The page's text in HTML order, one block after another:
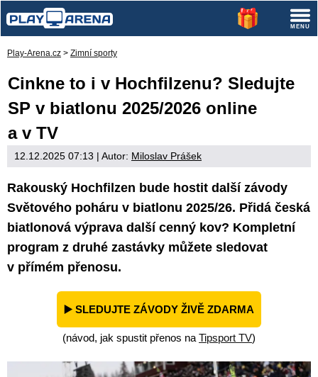
Play-Arena.cz > Zimní sporty
Cinkne to i v Hochfilzenu? Sledujte
SP v biatlonu 2025/2026 online
a v TV
12.12.2025 07:13 | Autor: Miloslav Prášek
Rakouský Hochfilzen bude hostit další závody
Světového poháru v biatlonu 2025/26. Přidá česká
biatlonová výprava další cenný kov? Kompletní
program z druhé zastávky můžete sledovat
v přímém přenosu.
▶️ SLEDUJTE ZÁVODY ŽIVĚ ZDARMA
(návod, jak spustit přenos na Tipsport TV)